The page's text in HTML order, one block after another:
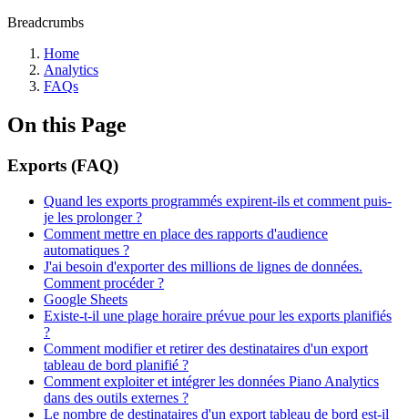
Breadcrumbs
Home
Analytics
FAQs
On this Page
Exports (FAQ)
Quand les exports programmés expirent-ils et comment puis-
je les prolonger ?
Comment mettre en place des rapports d'audience
automatiques ?
J'ai besoin d'exporter des millions de lignes de données.
Comment procéder ?
Google Sheets
Existe-t-il une plage horaire prévue pour les exports planifiés
?
Comment modifier et retirer des destinataires d'un export
tableau de bord planifié ?
Comment exploiter et intégrer les données Piano Analytics
dans des outils externes ?
Le nombre de destinataires d'un export tableau de bord est-il